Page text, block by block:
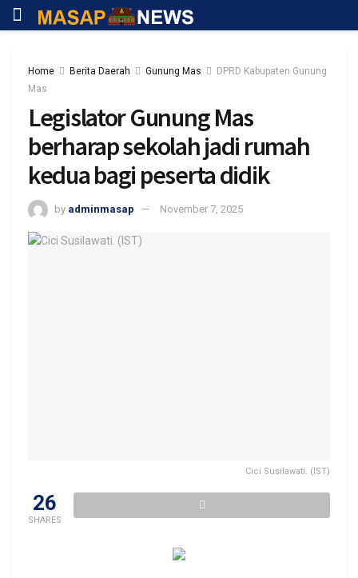
Home Berita Daerah Gunung Mas
DPRD Kabupaten Gunung
Mas
Legislator Gunung Mas
berharap sekolah jadi rumah
kedua bagi peserta didik
by adminmasap November 7, 2025
Cici Susilawati. (IST)
26
SHARES